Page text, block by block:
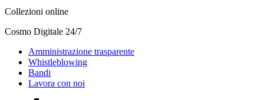
Castello
Lunga
Cerruti
Cosmo
EN
Visita
Collezioni online
Cosmo Digitale 24/7
Amministrazione trasparente
Whistleblowing
Bandi
Lavora con noi